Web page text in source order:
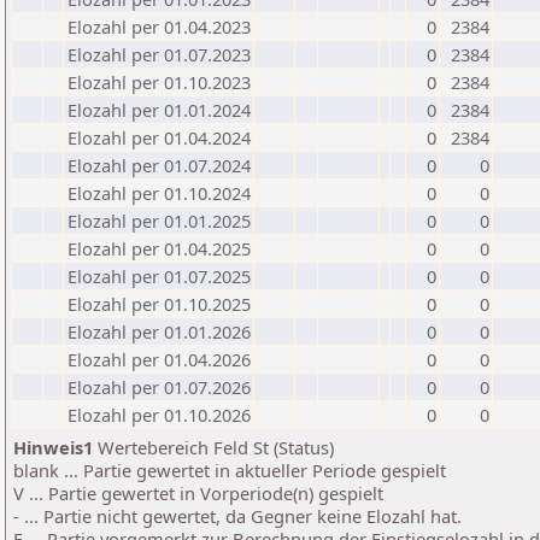
Elozahl per 01.04.2023
0 2384
Elozahl per 01.07.2023
0 2384
Elozahl per 01.10.2023
0 2384
Elozahl per 01.01.2024
0 2384
Elozahl per 01.04.2024
0 2384
Elozahl per 01.07.2024
0
0
Elozahl per 01.10.2024
0
0
Elozahl per 01.01.2025
0
0
Elozahl per 01.04.2025
0
0
Elozahl per 01.07.2025
0
0
Elozahl per 01.10.2025
0
0
Elozahl per 01.01.2026
0
0
Elozahl per 01.04.2026
0
0
Elozahl per 01.07.2026
0
0
Elozahl per 01.10.2026
0
0
Hinweis1 Wertebereich Feld St (Status)
blank ... Partie gewertet in aktueller Periode gespielt
V ... Partie gewertet in Vorperiode(n) gespielt
- ... Partie nicht gewertet, da Gegner keine Elozahl hat.